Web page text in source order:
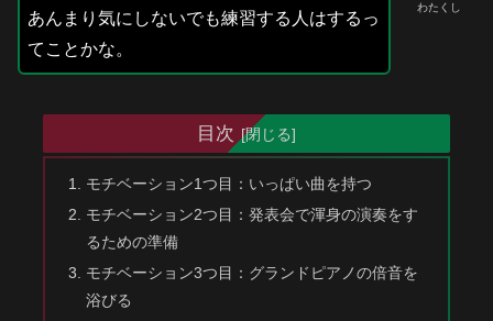
わたくし
あんまり気にしないでも練習する人はするっ
てことかな。
目次
モチベーション1つ目：いっぱい曲を持つ
モチベーション2つ目：発表会で渾身の演奏をす
るための準備
モチベーション3つ目：グランドピアノの倍音を
浴びる